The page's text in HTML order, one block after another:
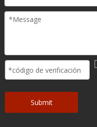
Submit